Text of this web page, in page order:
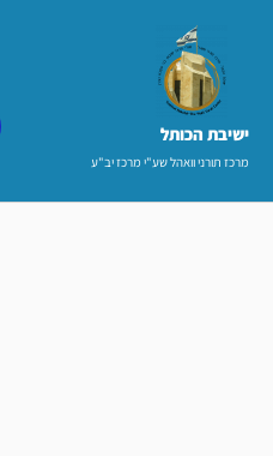
ישיבת הכותל​
מרכז תורני וואהל שע"י מרכז יב"ע